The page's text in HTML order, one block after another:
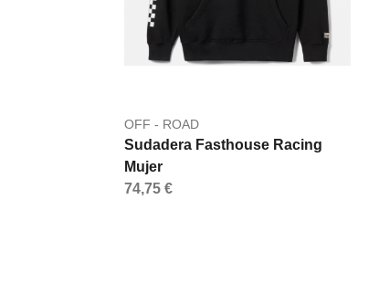
OFF - ROAD
Sudadera Fasthouse Racing
Mujer
74,75 €